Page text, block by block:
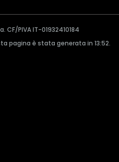
CF/PIVA IT-01932410184
pagina è stata generata in 13:52.